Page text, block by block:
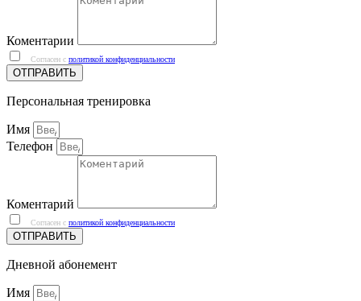
Коментарии
Согласен с политикой конфиденциальности
ОТПРАВИТЬ
Персональная тренировка
Имя
Телефон
Коментарий
Согласен с политикой конфиденциальности
ОТПРАВИТЬ
Дневной абонемент
Имя